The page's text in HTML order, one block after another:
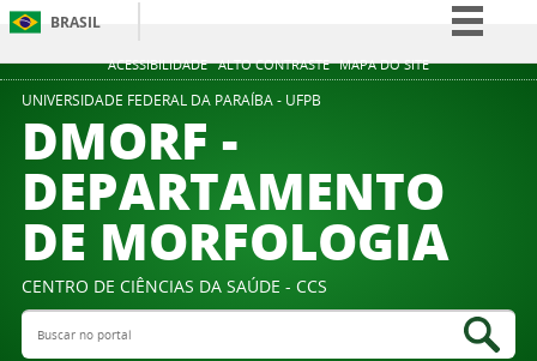
ACESSIBILIDADE ALTO CONTRASTE MAPA DO SITE
BRASIL
Simplifique!
Acesso à informação
Legislação
Canais
UNIVERSIDADE FEDERAL DA PARAÍBA - UFPB
DMORF -
DEPARTAMENTO
DE MORFOLOGIA
CENTRO DE CIÊNCIAS DA SAÚDE - CCS
Buscar no portal